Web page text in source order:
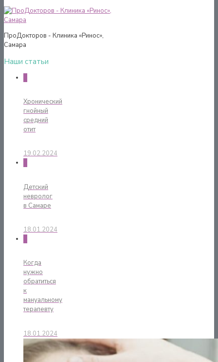
ПроДокторов - Клиника «Ринос»,
Самара
Наши статьи
Хронический
гнойный
средний
отит
19.02.2024
Детский
невролог
в Самаре
18.01.2024
Когда
нужно
обратиться
к
мануальному
терапевту
18.01.2024